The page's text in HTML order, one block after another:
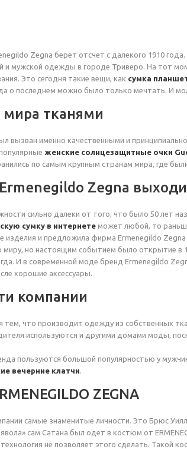
Zegna берет отсчет с далекого 1910
и мужской одежды в городе Триверо. На тот
Это сегодня такие вещи, как сумка
о последнем можно было только мечтать. И
мира тканями
вызван именно качественными и
женские солнцезащитные очки
по самым крупным странам мира, где
Zegna
сильно далеки от того, что было 50 лет
сумку в интернете может любой, то
изделия и предложила фирма Ermenegildo
миру, но настоящим событием было открытие
И в современной моде бренд Ermenegildo
хорошие аксессуары.
компании
тем, что производит одежду из собственных
используются и другими домами моды,
пользуются большой популярностью у
вечерние клатчи.
ZEGNA
самые знаменитые личности. Это Брюс
сам Сатана был одет в костюм от
не позволяет этого сделать. Такой